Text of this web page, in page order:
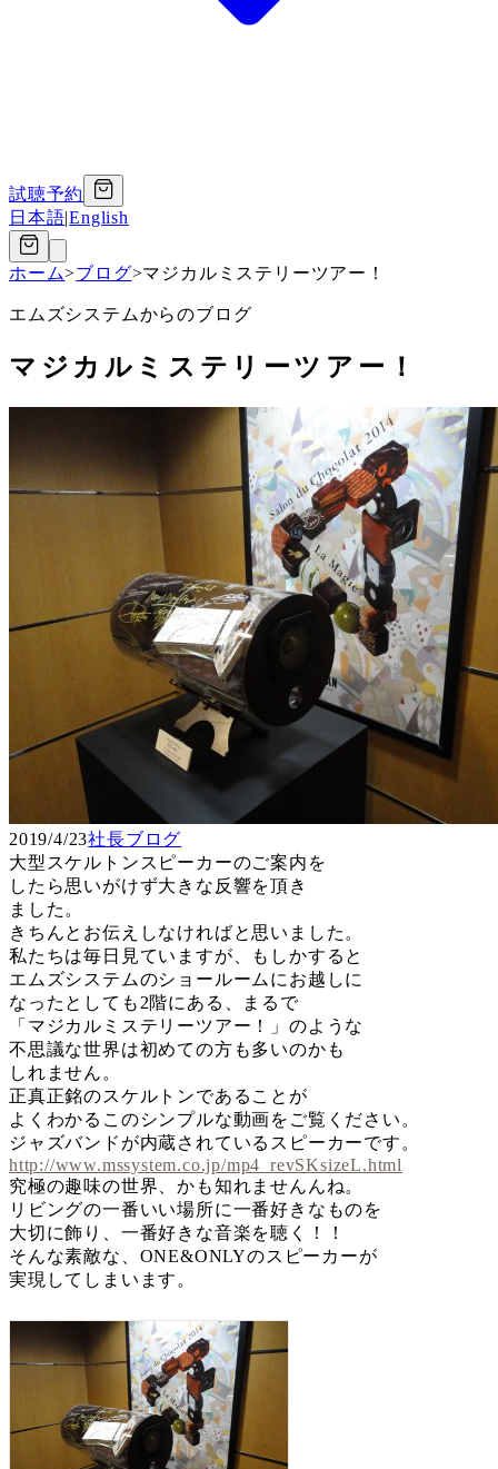
試聴予約
日本語|English
ホーム>ブログ>マジカルミステリーツアー！
エムズシステムからのブログ
マジカルミステリーツアー！
2019/4/23社長ブログ
大型スケルトンスピーカーのご案内を
したら思いがけず大きな反響を頂き
ました。
きちんとお伝えしなければと思いました。
私たちは毎日見ていますが、もしかすると
エムズシステムのショールームにお越しに
なったとしても2階にある、まるで
「マジカルミステリーツアー！」のような
不思議な世界は初めての方も多いのかも
しれません。
正真正銘のスケルトンであることが
よくわかるこのシンプルな動画をご覧ください。
ジャズバンドが内蔵されているスピーカーです。
http://www.mssystem.co.jp/mp4_revSKsizeL.html
究極の趣味の世界、かも知れませんんね。
リビングの一番いい場所に一番好きなものを
大切に飾り、一番好きな音楽を聴く！！
そんな素敵な、ONE&ONLYのスピーカーが
実現してしまいます。